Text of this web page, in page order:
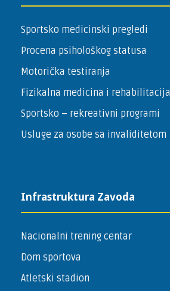
Sportsko medicinski pregledi
Procena psihološkog statusa
Motorička testiranja
Fizikalna medicina i rehabilitacija
Sportsko – ­rekreativni programi
Usluge za osobe sa invaliditetom
Infrastruktura Zavoda
Nacionalni trening centar
Dom sportova
Atletski stadion